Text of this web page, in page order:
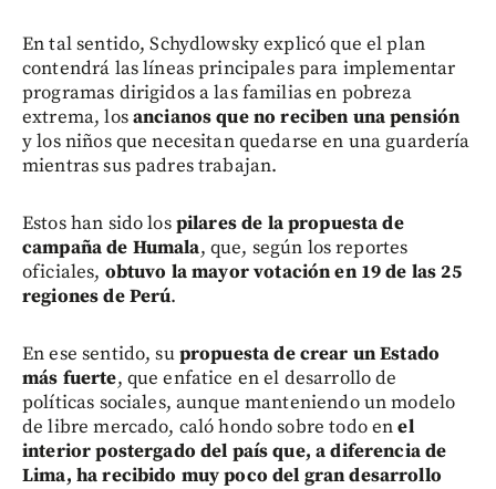
En tal sentido, Schydlowsky explicó que el plan
contendrá las líneas principales para implementar
programas dirigidos a las familias en pobreza
extrema, losancianos que no reciben una pensión
y los niños que necesitan quedarse en una guardería
mientras sus padres trabajan.
Estos han sido lospilares de la propuesta de
campaña de Humala, que, según los reportes
oficiales, obtuvo la mayor votación en 19 de las 25
regiones de Perú.
En ese sentido, supropuesta de crear un Estado
más fuerte, que enfatice en el desarrollo de
políticas sociales, aunque manteniendo un modelo
de libre mercado, caló hondo sobre todo enel
interior postergado del país que, a diferencia de
Lima, ha recibido muy poco del gran desarrollo